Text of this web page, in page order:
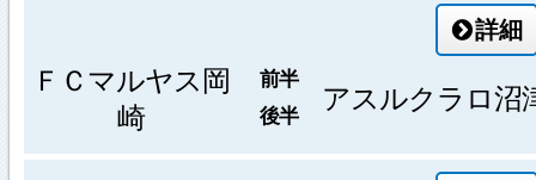
詳細
ＦＣマルヤス岡
崎
前半
アスルクラロ沼
後半